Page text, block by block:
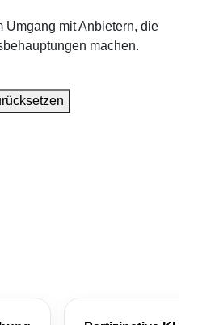
Umgang mit Anbietern, die
machen.